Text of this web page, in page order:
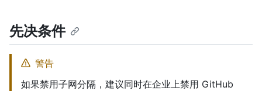
先决条件
警告
如果禁用子网分隔，建议同时在企业上禁用 GitHub